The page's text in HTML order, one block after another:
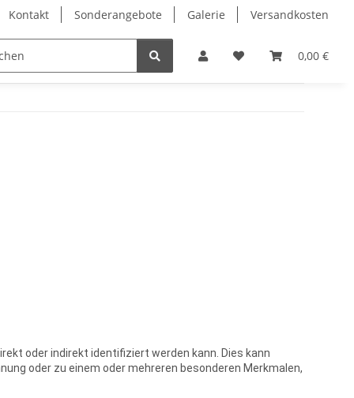
Kontakt Sonderangebote Galerie Versandkosten
0,00 €
Eckvitrinen Hochglanz Design Vitrinen
oder indirekt identifiziert werden kann. Dies kann
oder zu einem oder mehreren besonderen Merkmalen,